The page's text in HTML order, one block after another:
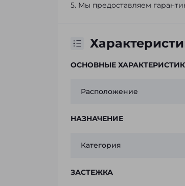
5. Мы предоставляем
ОСНОВНЫЕ
Расположение
НАЗНАЧЕНИЕ
Категория
ЗАСТЕЖКА